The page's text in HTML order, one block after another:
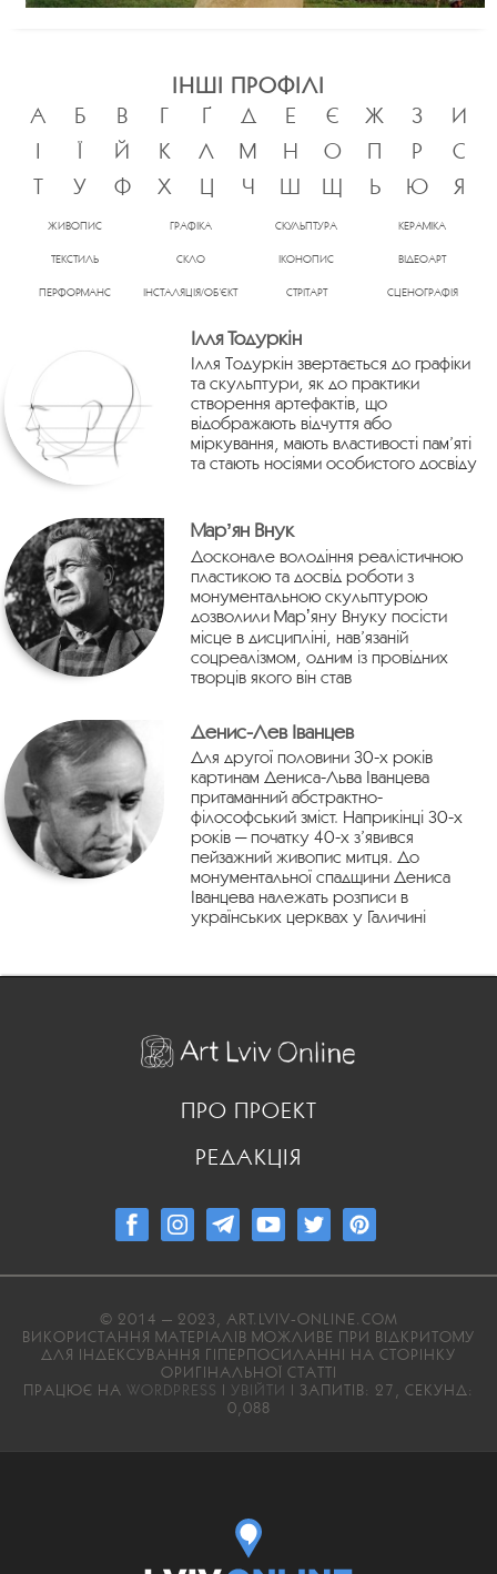
ІНШІ ПРОФІЛІ
А
Б В Г Ґ Д Е Є Ж З
И
І
Ї Й К Л М Н О П Р
С
Т
У Ф Х Ц Ч Ш Щ Ь Ю Я
ЖИВОПИС ГРАФІКА СКУЛЬПТУРА КЕРАМІКА
ТЕКСТИЛЬ СКЛО ІКОНОПИС ВІДЕОАРТ
ПЕРФОРМАНС ІНСТАЛЯЦІЯ/ОБ’ЄКТ СТРІТАРТ СЦЕНОГРАФІЯ
Ілля Тодуркін
Ілля Тодуркін звертається до графіки
та скульптури, як до практики
створення артефактів, що
відображають відчуття або
міркування, мають властивості пам’яті
та стають носіями особистого досвіду
Марʼян Внук
Досконале володіння реалістичною
пластикою та досвід роботи з
монументальною скульптурою
дозволили Марʼяну Внуку посісти
місце в дисципліні, нав’язаній
соцреалізмом, одним із провідних
творців якого він став
Денис-Лев Іванцев
Для другої половини 30-х років
картинам Дениса-Льва Іванцева
притаманний абстрактно-
філософський зміст. Наприкінці 30-х
років — початку 40-х з’явився
пейзажний живопис митця. До
монументальної спадщини Дениса
Іванцева належать розписи в
українських церквах у Галичині
ПРО ПРОЕКТ
РЕДАКЦІЯ
© 2014 — 2023, ART.LVIV-ONLINE.COM
ВИКОРИСТАННЯ МАТЕРІАЛІВ МОЖЛИВЕ ПРИ ВІДКРИТОМУ
ДЛЯ ІНДЕКСУВАННЯ ГІПЕРПОСИЛАННІ НА СТОРІНКУ
ОРИГІНАЛЬНОЇ СТАТТІ
ПРАЦЮЄ НА WORDPRESS | УВІЙТИ | ЗАПИТІВ: 27, СЕКУНД:
0,088